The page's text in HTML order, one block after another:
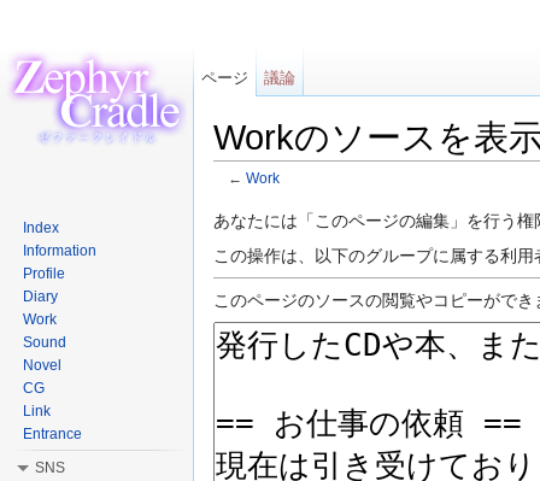
Workのソースを表
← Work
あなたには「このページの編集」を行う
この操作は、以下のグループに属する利
このページのソースの閲覧やコピーができ
ページ 議論
Index
Information
Profile
Diary
Work
Sound
Novel
CG
Link
Entrance
SNS